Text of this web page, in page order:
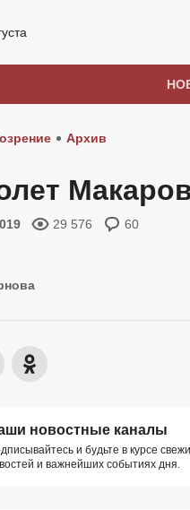
Архив
29 576 60
новостные каналы
и будьте в курсе
и важнейших событиях дня.